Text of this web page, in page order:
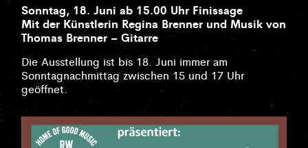
Sonntag, 18. Juni ab 15.00 Uhr Finissage
Mit der Künstlerin Regina Brenner und Musik von
Thomas Brenner – Gitarre
Die Ausstellung ist bis 18. Juni immer am
Sonntagnachmittag zwischen 15 und 17 Uhr
geöffnet.